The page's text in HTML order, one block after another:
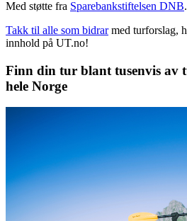
Med støtte fra Sparebankstiftelsen DNB.
Takk til alle som bidrar med turforslag,
innhold på UT.no!
Finn din tur blant tusenvis av
hele Norge